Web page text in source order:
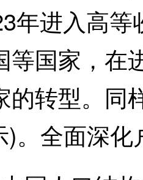
年进入高
等国家，在
的转型。同
)。全面深